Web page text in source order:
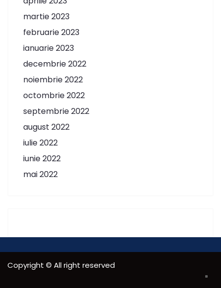
martie 2023
februarie 2023
ianuarie 2023
decembrie 2022
noiembrie 2022
octombrie 2022
septembrie 2022
august 2022
iulie 2022
iunie 2022
mai 2022
Copyright © All right reserved